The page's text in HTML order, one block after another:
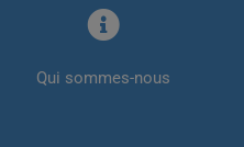
Qui sommes-nous